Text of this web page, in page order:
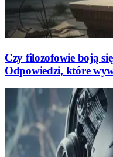
Czy filozofowie boją
Odpowiedzi, które